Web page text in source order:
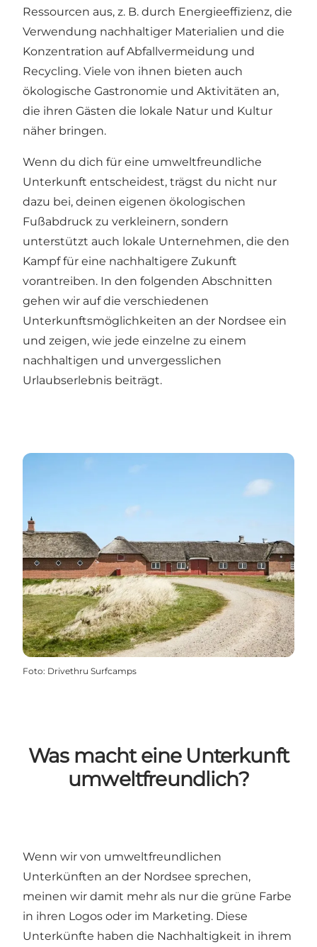
Ressourcen aus, z. B. durch Energieeffizienz, die
Verwendung nachhaltiger Materialien und die
Konzentration auf Abfallvermeidung und
Recycling. Viele von ihnen bieten auch
ökologische Gastronomie und Aktivitäten an,
die ihren Gästen die lokale Natur und Kultur
näher bringen.
Wenn du dich für eine umweltfreundliche
Unterkunft entscheidest, trägst du nicht nur
dazu bei, deinen eigenen ökologischen
Fußabdruck zu verkleinern, sondern
unterstützt auch lokale Unternehmen, die den
Kampf für eine nachhaltigere Zukunft
vorantreiben. In den folgenden Abschnitten
gehen wir auf die verschiedenen
Unterkunftsmöglichkeiten an der Nordsee ein
und zeigen, wie jede einzelne zu einem
nachhaltigen und unvergesslichen
Urlaubserlebnis beiträgt.
Foto: Drivethru Surfcamps
Was macht eine Unterkunft
umweltfreundlich?
Wenn wir von umweltfreundlichen
Unterkünften an der Nordsee sprechen,
meinen wir damit mehr als nur die grüne Farbe
in ihren Logos oder im Marketing. Diese
Unterkünfte haben die Nachhaltigkeit in ihrem